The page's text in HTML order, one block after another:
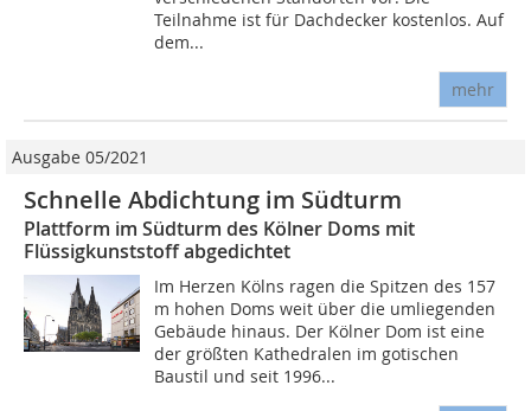
Teilnahme ist für Dachdecker kostenlos. Auf
dem...
mehr
Ausgabe 05/2021
Schnelle Abdichtung im Südturm
Plattform im Südturm des Kölner Doms mit
Flüssigkunststoff abgedichtet
Im Herzen Kölns ragen die Spitzen des 157
m hohen Doms weit über die umliegenden
Gebäude hinaus. Der Kölner Dom ist eine
der größten Kathedralen im gotischen
Baustil und seit 1996...